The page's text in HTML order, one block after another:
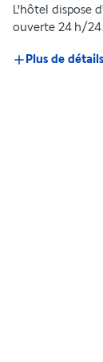
L'hôtel dispose
ouverte 24 h/24.
Plus de détails